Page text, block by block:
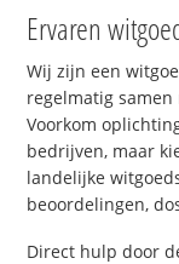
Ervaren
Wij zijn een
regelmatig
Voorkom
bedrijven, maar
landelijke
beoordelingen,
Direct hulp door